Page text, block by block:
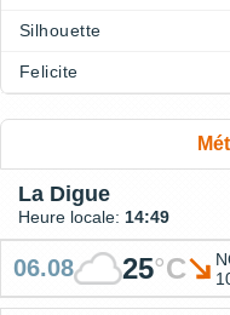
Silhouette
Felicite
La Digue
Heure locale: 14:49
06.08 25°C